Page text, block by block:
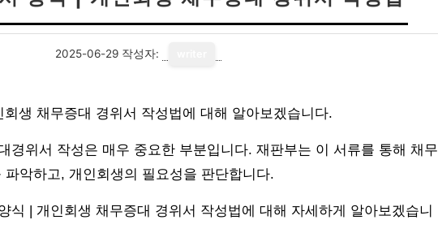
2025-06-29 작성자:
생 채무증대 경위서 작성법에 대해 알아보겠습니다.
경위서 작성은 매우 중요한 부분입니다. 재판부는 이 서류를 통해 채무
악하고, 개인회생의 필요성을 판단합니다.
식 | 개인회생 채무증대 경위서 작성법에 대해 자세하게 알아보겠습니